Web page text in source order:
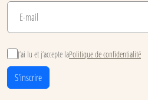
J’ai lu et j’accepte laPolitique de confidentialité
S'inscrire